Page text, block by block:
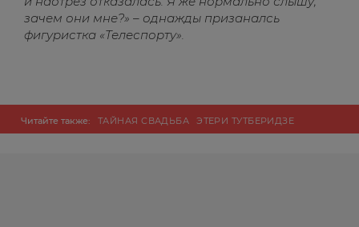
зачем они мне?» – однажды призаналсь
фигуристка «Телеспорту».
Читайте также: ТАЙНАЯ СВАДЬБА ЭТЕРИ ТУТБЕРИДЗЕ